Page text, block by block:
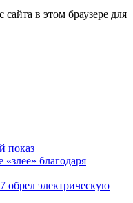
в этом браузере для
показ
благодаря
обрел электрическую